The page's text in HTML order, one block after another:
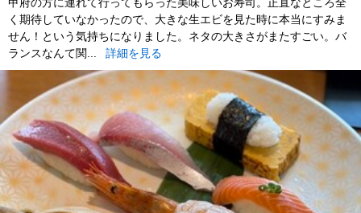
く期待していなかったので、大きな生エビを見た時に本当にすみま
せん！という気持ちになりました。ネタの大きさがまたすごい。バ
ランスなんて関...
詳細を見る